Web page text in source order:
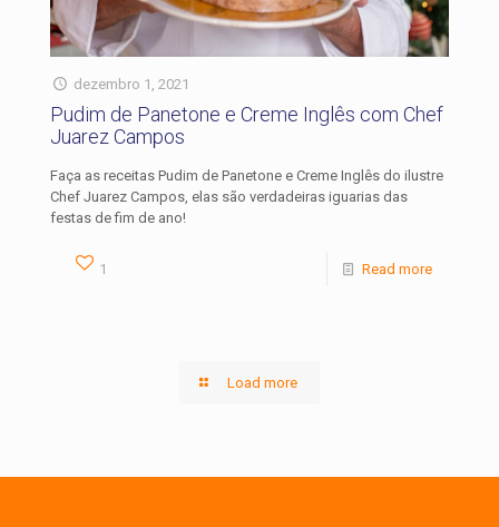
dezembro 1, 2021
Pudim de Panetone e Creme Inglês com Chef
Juarez Campos
Faça as receitas Pudim de Panetone e Creme Inglês do ilustre
Chef Juarez Campos, elas são verdadeiras iguarias das
festas de fim de ano!
1 Read more
Load more